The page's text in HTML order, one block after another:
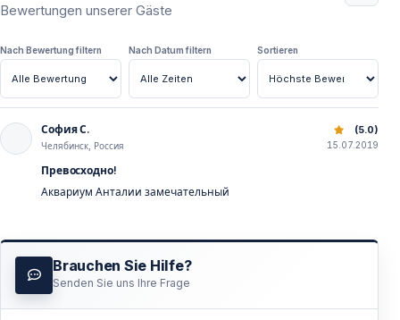
Bewertungen unserer Gäste
Nach Bewertung filtern Nach Datum filtern Sortieren
Antalya Aquarium Tour: Eintritt und Transfers Inklusive
София С.
Челябинск, Россия
(5.0)
15.07.2019
Превосходно!
Аквариум Анталии замечательный
Brauchen Sie Hilfe?
Senden Sie uns Ihre Frage